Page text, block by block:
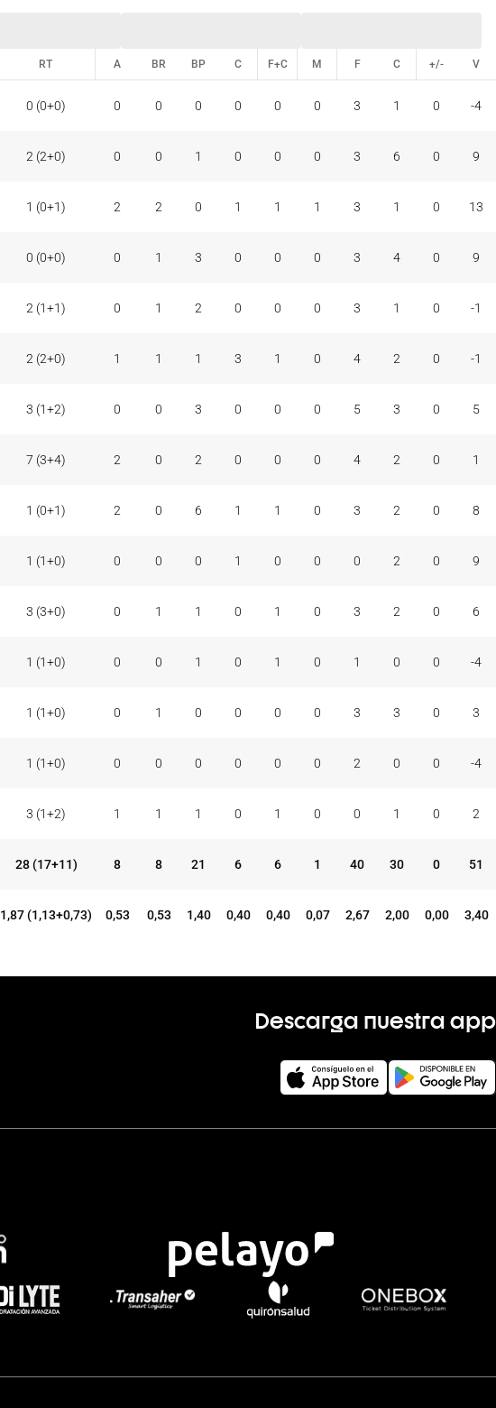
RT A BR BP C F+C M F C +/- V
0 (0+0) 0 0 0 0 0 0 3 1 0 -4
2 (2+0) 0 0 1 0 0 0 3 6 0 9
1 (0+1) 2 2 0 1 1 1 3 1 0 13
0 (0+0) 0 1 3 0 0 0 3 4 0 9
2 (1+1) 0 1 2 0 0 0 3 1 0 -1
2 (2+0) 1 1 1 3 1 0 4 2 0 -1
3 (1+2) 0 0 3 0 0 0 5 3 0 5
7 (3+4) 2 0 2 0 0 0 4 2 0 1
1 (0+1) 2 0 6 1 1 0 3 2 0 8
1 (1+0) 0 0 0 1 0 0 0 2 0 9
3 (3+0) 0 1 1 0 1 0 3 2 0 6
1 (1+0) 0 0 1 0 1 0 1 0 0 -4
1 (1+0) 0 1 0 0 0 0 3 3 0 3
1 (1+0) 0 0 0 0 0 0 2 0 0 -4
3 (1+2) 1 1 1 0 1 0 0 1 0 2
28 (17+11) 8 8 21 6 6 1 40 30 0 51
1,87 (1,13+0,73) 0,53 0,53 1,40 0,40 0,40 0,07 2,67 2,00 0,00 3,40
Descarga nuestra app